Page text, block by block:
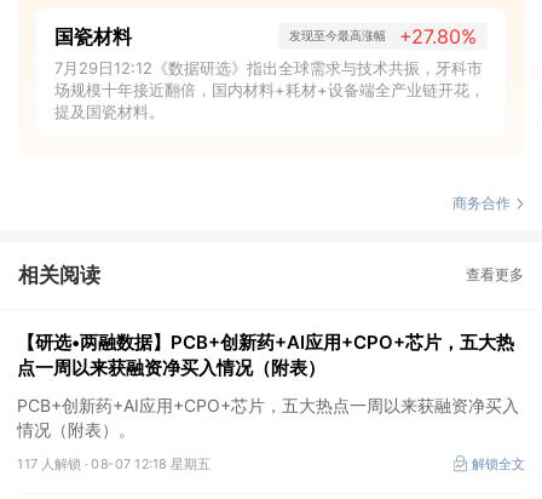
国瓷材料 发现至今最高涨幅 +27.80%
7月29日12:12《数据研选》指出全球需求与技术共振，牙科市
场规模十年接近翻倍，国内材料+耗材+设备端全产业链开花，
提及国瓷材料。
商务合作
相关阅读 查看更多
【研选•两融数据】PCB+创新药+AI应用+CPO+芯片，五大热
点一周以来获融资净买入情况（附表）
PCB+创新药+AI应用+CPO+芯片，五大热点一周以来获融资净买入
情况（附表）。
117 人解锁 ·08-07 12:18 星期五 解锁全文